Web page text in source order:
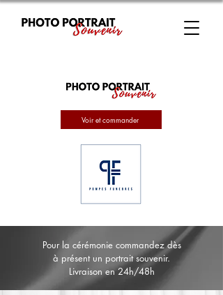
Voir et commander
Pour la cérémonie commandez dès
à présent un portrait souvenir.
Livraison en 24h/48h